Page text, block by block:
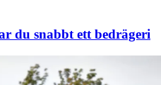
du snabbt ett bedrägeri